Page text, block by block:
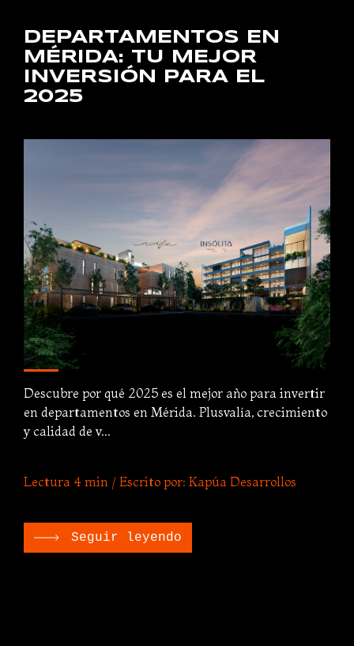
DEPARTAMENTOS EN
MÉRIDA: TU MEJOR
INVERSIÓN PARA EL
2025
Descubre por qué 2025 es el mejor año para invertir
en departamentos en Mérida. Plusvalía, crecimiento
y calidad de v...
Lectura 4 min / Escrito por: Kapúa Desarrollos
Seguir leyendo